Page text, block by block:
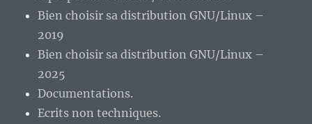
l’ancêtre
Money.
Bien choisir sa distribution GNU/Linux –
2019
Bien choisir sa distribution GNU/Linux –
2025
Documentations.
Ecrits non techniques.